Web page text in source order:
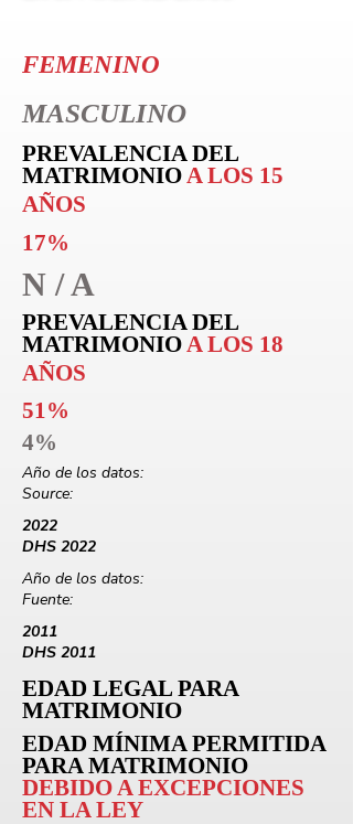
FEMENINO
MASCULINO
PREVALENCIA DEL
MATRIMONIOA LOS 15
AÑOS
17%
N / A
PREVALENCIA DEL
MATRIMONIOA LOS 18
AÑOS
51%
4%
Año de los datos:
Source:
2022
DHS 2022
Año de los datos:
Fuente:
2011
DHS 2011
EDAD LEGAL PARA
MATRIMONIO
EDAD MÍNIMA PERMITIDA
PARA MATRIMONIO
DEBIDO A EXCEPCIONES
EN LA LEY